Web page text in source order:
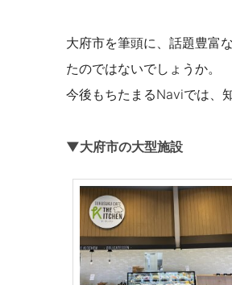
大府市を筆頭に、話題豊富
たのではないでしょうか。
今後もちたまるNaviでは、
▼大府市の大型施設